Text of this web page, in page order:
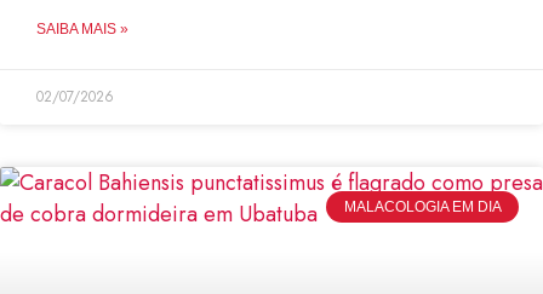
SAIBA MAIS »
02/07/2026
MALACOLOGIA EM DIA